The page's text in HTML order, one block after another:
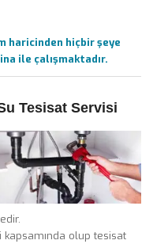
haricinden hiçbir şeye
ile çalışmaktadır.
Tesisat Servisi
olup tesisat